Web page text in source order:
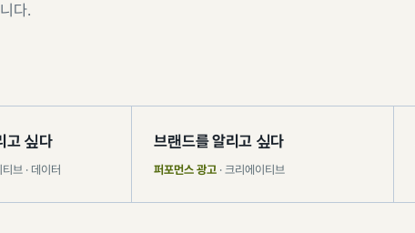
다.
고 싶다
브 · 데이터
브랜드를 알리고 싶다
퍼포먼스 광고· 크리에이티브